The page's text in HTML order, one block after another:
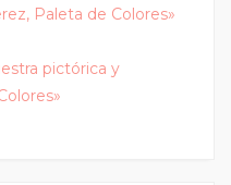
Paleta de Colores»
pictórica y